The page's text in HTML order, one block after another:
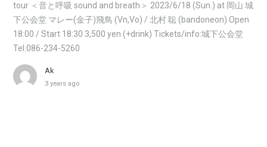
tour ＜音と呼吸 sound and breath＞ 2023/6/18 (Sun.) at 岡山 城
下公会堂 マレー(金子)飛鳥 (Vn,Vo) / 北村 聡 (bandoneon) Open
18:00 / Start 18:30 3,500 yen (+drink) Tickets/info:城下公会堂
Tel.086-234-5260
Ak
3 years ago